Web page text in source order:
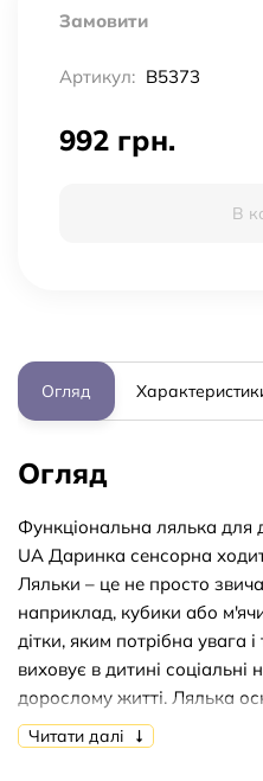
Замовити
Артикул: B5373
992 грн.
В
Огляд
Огляд
Функціональна лялька для
UA Даринка сенсорна
Ляльки – це не просто
наприклад, кубики або
дітки, яким потрібна увага
виховує в дитині соціальні
дорослому житті. Лялька
цікавими функціями: Висота
(українська)
Читати далі